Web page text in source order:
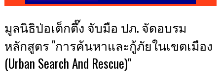
มูลนิธิป่อเต็กตึ๊ง จับมือ ปภ. จัดอบรม
หลักสูตร "การค้นหาและกู้ภัยในเขตเมือง
(Urban Search And Rescue)"